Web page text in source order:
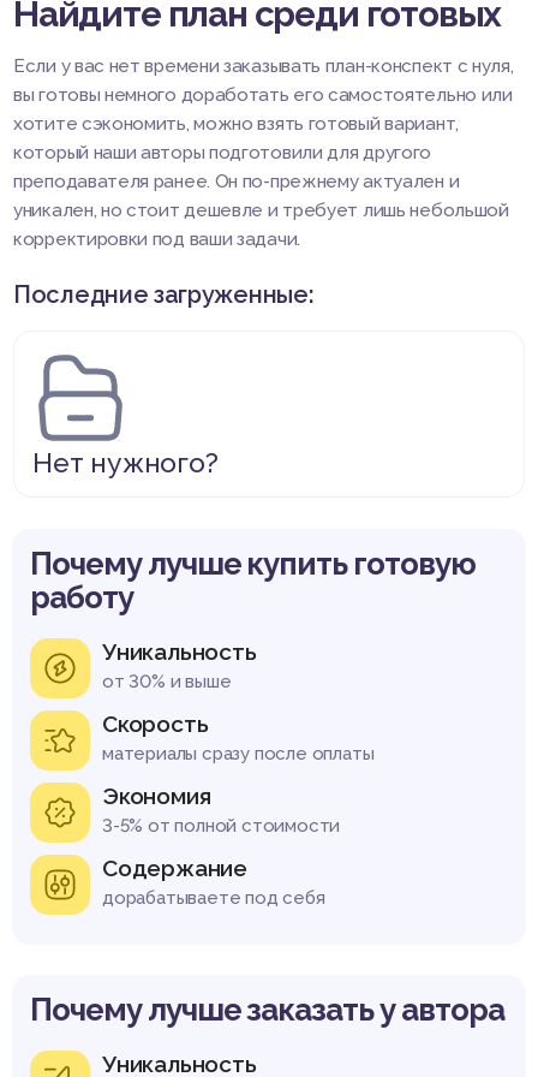
Найдите план среди готовых
Если у вас нет времени заказывать план-конспект с нуля,
вы готовы немного доработать его самостоятельно или
хотите сэкономить, можно взять готовый вариант,
который наши авторы подготовили для другого
преподавателя ранее. Он по-прежнему актуален и
уникален, но стоит дешевле и требует лишь небольшой
корректировки под ваши задачи.
Последние загруженные:
Нет нужного?
Почему лучше купить готовую
работу
Уникальность
от 30% и выше
Скорость
материалы сразу после оплаты
Экономия
3-5% от полной стоимости
Содержание
дорабатываете под себя
Почему лучше заказать у автора
Уникальность